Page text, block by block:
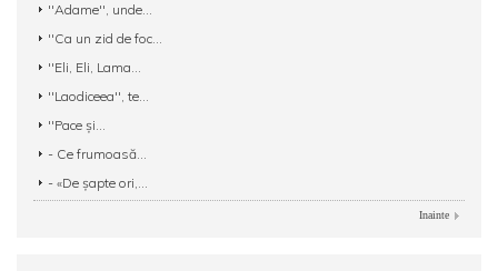
''Adame'', unde...
''Ca un zid de foc...
''Eli, Eli, Lama...
''Laodiceea'', te...
''Pace și...
- Ce frumoasă...
- «De șapte ori,...
Inainte